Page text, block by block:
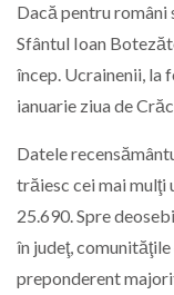
Dacă pentru români
Sfântul Ioan
încep. Ucrainenii, la
ianuarie ziua de
Datele
trăiesc cei mai mulţi
25.690. Spre
în judeţ,
preponderent